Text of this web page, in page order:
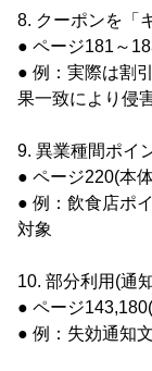
8. クーポンを「
● ページ181～
● 例：実際は割
果一致により侵
9. 異業種間ポイ
● ページ220(本
● 例：飲食店ポ
対象
10. 部分利用(通
● ページ
● 例：失効通知